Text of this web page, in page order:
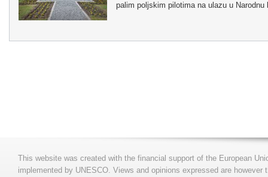
palim poljskim pilotima na ulazu u Narodnu
This website was created with the financial support of the European
implemented by UNESCO. Views and opinions expressed are